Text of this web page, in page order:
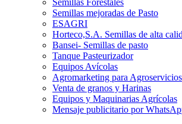
Semillas Forestales
Semillas mejoradas de Pasto
ESAGRI
Horteco,S.A. Semillas de alta
Bansei- Semillas de pasto
Tanque Pasteurizador
Equipos Avícolas
Agromarketing para Agroservicios
Venta de granos y Harinas
Equipos y Maquinarias Agrícolas
Mensaje publicitario por